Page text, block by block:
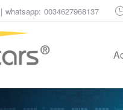
| whatsapp: 0034627968137